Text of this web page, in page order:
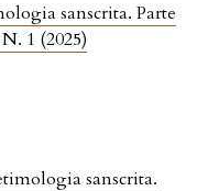
sanscrita. Parte
1 (2025)
sanscrita.